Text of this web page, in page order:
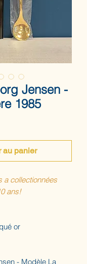
Jensen -
1985
au panier
a collectionnées
ans!
or
- Modèle La